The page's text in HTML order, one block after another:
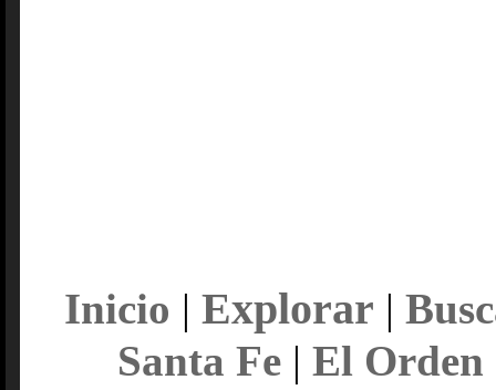
Inicio | Explorar |
Santa Fe| El Orden